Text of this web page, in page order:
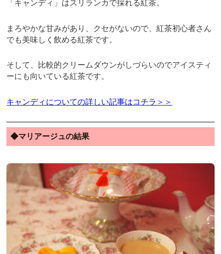
「キャンディ」はスリランカで採れる紅茶。
まろやかな甘みがあり、クセがないので、紅茶初心者さん
でも美味しく飲める紅茶です。
そして、比較的クリームダウンがしづらいのでアイスティ
ーにも向いている紅茶です。
キャンディについての詳しい記事はコチラ＞＞
◆マリアージュの結果